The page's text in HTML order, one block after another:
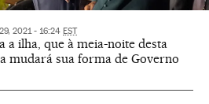
2021 - 16:24 EST
a ilha, que à meia-noite desta
mudará sua forma de Governo